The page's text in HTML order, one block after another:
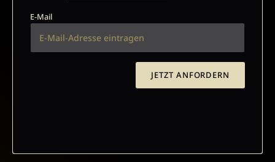
E-Mail
JETZT ANMELDEN
E-Mail
JETZT ANFORDERN